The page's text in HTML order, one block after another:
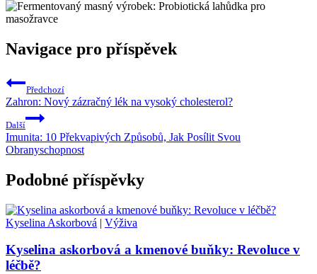
Navigace pro příspěvek
Předchozí
Zahron: Nový zázračný lék na vysoký cholesterol?
Další
Imunita: 10 Překvapivých Způsobů, Jak Posílit Svou
Obranyschopnost
Podobné příspěvky
Kyselina Askorbová | Výživa
Kyselina askorbová a kmenové buňky: Revoluce v
léčbě?